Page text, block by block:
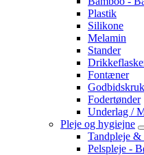
Plastik
Silikone
Melamin
Stander
Fontæner
Fodertønder
Underlag /
Pleje og hygiejne
Tandpleje &
Pelspleje -